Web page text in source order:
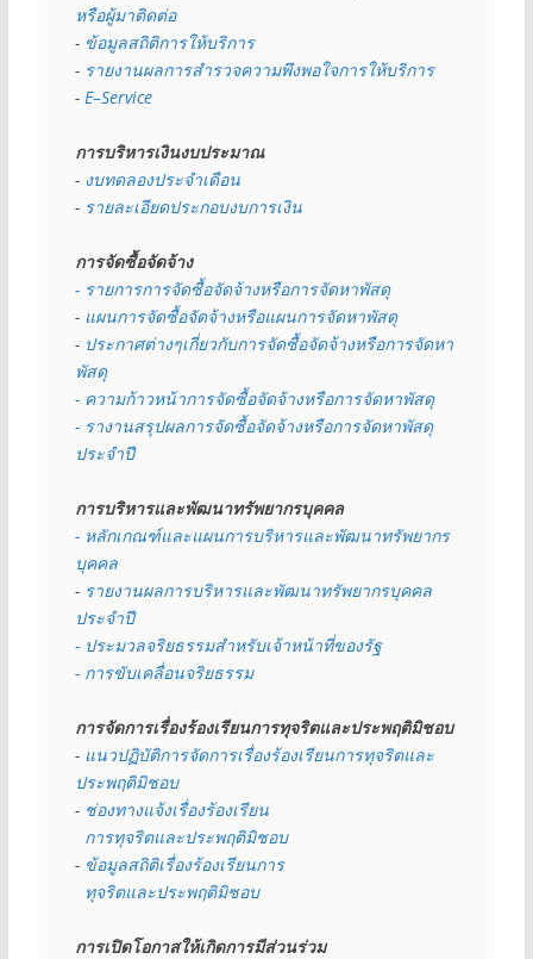
หรือผู้มาติดต่อ
- ข้อมูลสถิติการให้บริการ
- รายงานผลการสำรวจความพึงพอใจการให้บริการ
- E–Service
การบริหารเงินงบประมาณ
- งบทดลองประจำเดือน
- รายละเอียดประกอบงบการเงิน
การจัดซื้อจัดจ้าง
- รายการการจัดซื้อจัดจ้างหรือการจัดหาพัสดุ
- แผนการจัดซื้อจัดจ้างหรือแผนการจัดหาพัสดุ
- ประกาศต่างๆเกี่ยวกับการจัดซื้อจัดจ้างหรือการจัดหา
พัสดุ
- ความก้าวหน้าการจัดซื้อจัดจ้างหรือการจัดหาพัสดุ
- รางานสรุปผลการจัดซื้อจัดจ้างหรือการจัดหาพัสดุ
ประจำปี
การบริหารและพัฒนาทรัพยากรบุคคล
- หลักเกณฑ์และแผนการบริหารและพัฒนาทรัพยากร
บุคคล
- รายงานผลการบริหารและพัฒนาทรัพยากรบุคคล
ประจำปี
- ประมวลจริยธรรมสำหรับเจ้าหน้าที่ของรัฐ
- การขับเคลื่อนจริยธรรม
การจัดการเรื่องร้องเรียนการทุจริตและประพฤติมิชอบ
- แนวปฏิบัติการจัดการเรื่องร้องเรียนการทุจริตและ
ประพฤติมิชอบ
- ช่องทางแจ้งเรื่องร้องเรียน
  การทุจริตและประพฤติมิชอบ
- ข้อมูลสถิติเรื่องร้องเรียนการ
  ทุจริตและประพฤติมิชอบ
การเปิดโอกาสให้เกิดการมีส่วนร่วม